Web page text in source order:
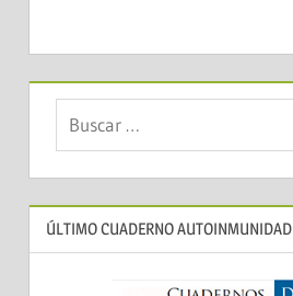
ÚLTIMO CUADERNO AUTOINMUNIDAD